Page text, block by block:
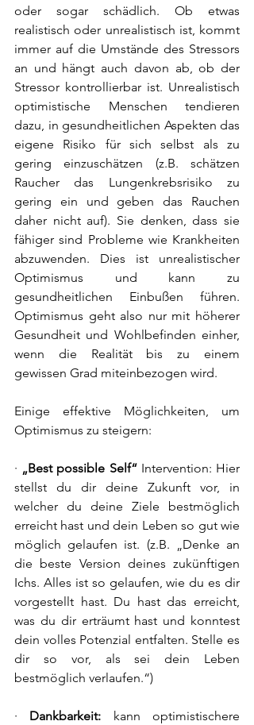
oder sogar schädlich. Ob etwas
realistisch oder unrealistisch ist, kommt
immer auf die Umstände des Stressors
an und hängt auch davon ab, ob der
Stressor kontrollierbar ist. Unrealistisch
optimistische Menschen tendieren
dazu, in gesundheitlichen Aspekten das
eigene Risiko für sich selbst als zu
gering einzuschätzen (z.B. schätzen
Raucher das Lungenkrebsrisiko zu
gering ein und geben das Rauchen
daher nicht auf). Sie denken, dass sie
fähiger sind Probleme wie Krankheiten
abzuwenden. Dies ist unrealistischer
Optimismus und kann zu
gesundheitlichen Einbußen führen.
Optimismus geht also nur mit höherer
Gesundheit und Wohlbefinden einher,
wenn die Realität bis zu einem
gewissen Grad miteinbezogen wird.
Einige effektive Möglichkeiten, um
Optimismus zu steigern:
· „Best possible Self“ Intervention: Hier
stellst du dir deine Zukunft vor, in
welcher du deine Ziele bestmöglich
erreicht hast und dein Leben so gut wie
möglich gelaufen ist. (z.B. „Denke an
die beste Version deines zukünftigen
Ichs. Alles ist so gelaufen, wie du es dir
vorgestellt hast. Du hast das erreicht,
was du dir erträumt hast und konntest
dein volles Potenzial entfalten. Stelle es
dir so vor, als sei dein Leben
bestmöglich verlaufen.“)
· Dankbarkeit: kann optimistischere